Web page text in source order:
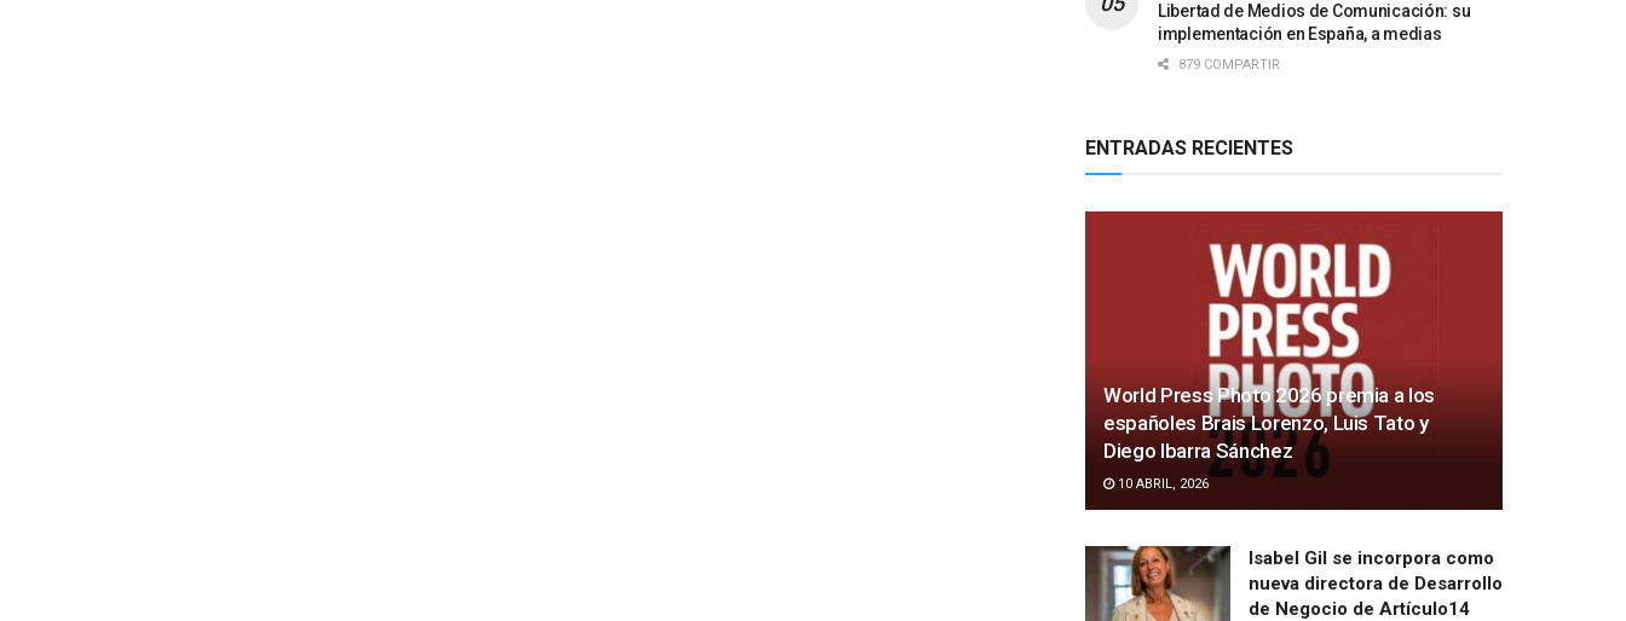
Libertad de Medios de Comunicación: su
implementación en España, a medias
879 COMPARTIR
ENTRADAS RECIENTES
World Press Photo 2026 premia a los
españoles Brais Lorenzo, Luis Tato y
Diego Ibarra Sánchez
10 ABRIL, 2026
Isabel Gil se incorpora como
nueva directora de Desarrollo
de Negocio de Artículo14